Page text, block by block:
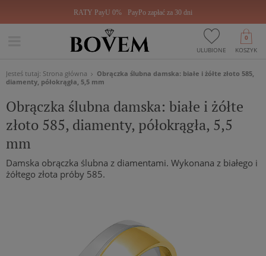
RATY PayU 0% PayPo zapłać za 30 dni
ULUBIONE KOSZYK
0
Jesteś tutaj: Strona główna
Obrączka ślubna damska: białe i żółte złoto 585,
diamenty, półokrągła, 5,5 mm
Obrączka ślubna damska: białe i żółte
złoto 585, diamenty, półokrągła, 5,5
mm
Damska obrączka ślubna z diamentami. Wykonana z białego i
żółtego złota próby 585.